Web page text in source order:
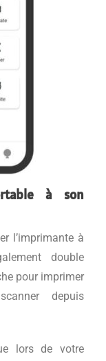
à son
l’imprimante à
double
pour imprimer
depuis
lors de votre